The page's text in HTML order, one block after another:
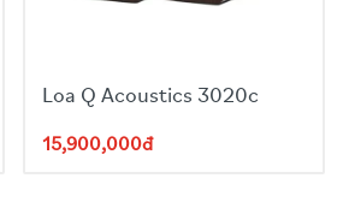
Loa Q Acoustics 3020c
15,900,000đ